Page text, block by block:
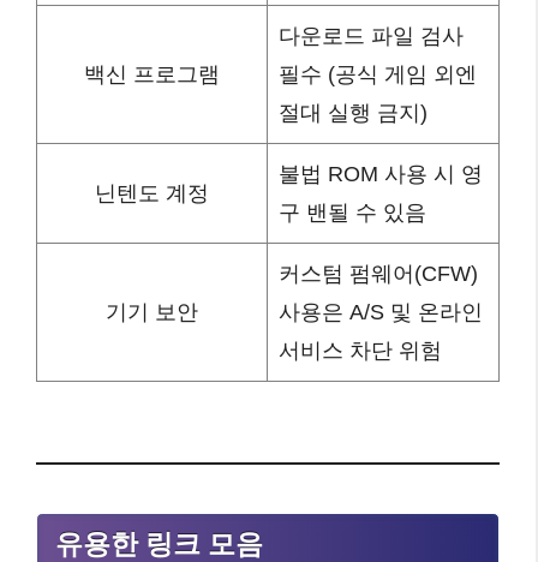
백신 프로그램
다운로드 파일 검사
필수 (공식 게임 외엔
절대 실행 금지)
닌텐도 계정
불법 ROM 사용 시 영
구 밴될 수 있음
기기 보안
커스텀 펌웨어(CFW)
사용은 A/S 및 온라인
서비스 차단 위험
유용한 링크 모음